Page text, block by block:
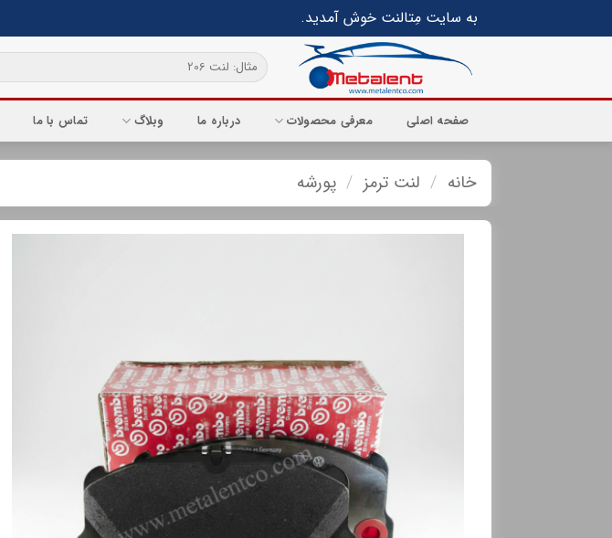
to
به سایت مِتالنت خوش آمدید.
جستجو
برای:
صفحه اصلی معرفی محصولات درباره ما وبلاگ تماس با ما
خانه / لنت ترمز / پورشه